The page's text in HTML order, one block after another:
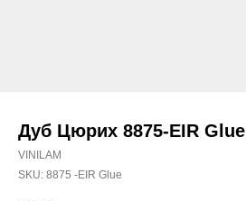
Дуб Цюрих 8875-EIR Glue
VINILAM
SKU: 8875 -EIR Glue